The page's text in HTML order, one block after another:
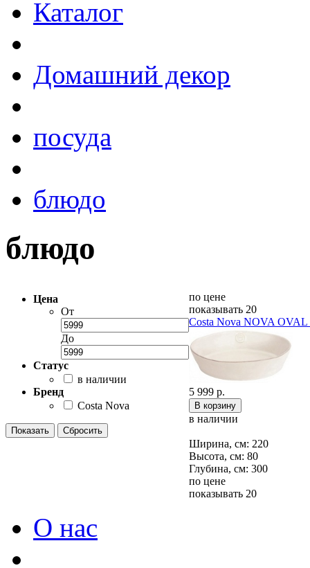
Каталог
Домашний декор
посуда
блюдо
блюдо
Цена
От
До
Статус
в наличии
Бренд
Costa Nova
по цене
показывать 20
Costa Nova NOVA
5 999 р.
в наличии
Ширина, см: 220
Высота, см: 80
Глубина, см: 300
по цене
показывать 20
О нас